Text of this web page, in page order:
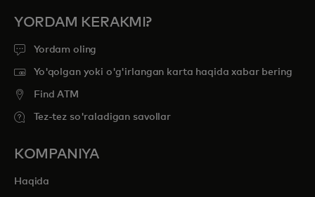
YORDAM KERAKMI?
Yordam oling
Yo'qolgan yoki o'g'irlangan karta haqida xabar bering
Find ATM
Tez-tez so'raladigan savollar
KOMPANIYA
Haqida